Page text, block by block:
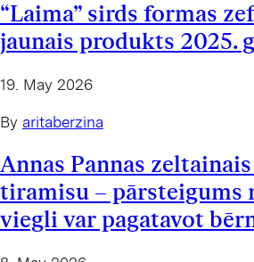
“Laima” sirds formas
jaunais produkts 2025.
19. May 2026
By aritaberzina
Annas Pannas
tiramisu – pārsteigums
viegli var pagatavot